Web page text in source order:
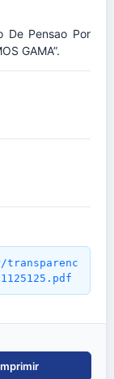
De Pensao Por
GAMA”.